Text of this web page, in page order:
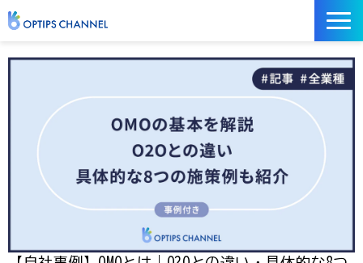
記事
イベント
サービス／ツール